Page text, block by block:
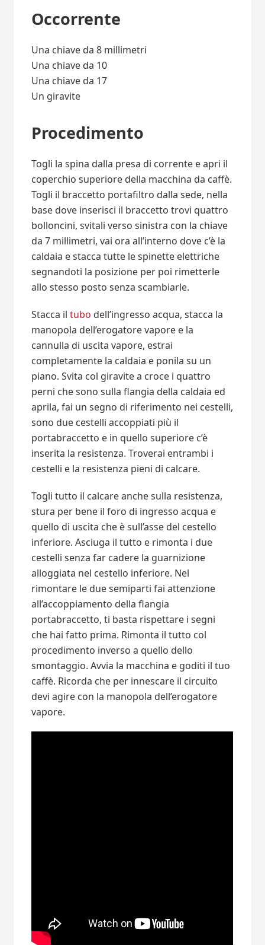
Occorrente
Una chiave da 8 millimetri
Una chiave da 10
Una chiave da 17
Un giravite
Procedimento
Togli la spina dalla presa di corrente e apri il
coperchio superiore della macchina da caffè.
Togli il braccetto portafiltro dalla sede, nella
base dove inserisci il braccetto trovi quattro
bolloncini, svitali verso sinistra con la chiave
da 7 millimetri, vai ora all’interno dove c’è la
caldaia e stacca tutte le spinette elettriche
segnandoti la posizione per poi rimetterle
allo stesso posto senza scambiarle.
Stacca iltubo dell’ingresso acqua, stacca la
manopola dell’erogatore vapore e la
cannulla di uscita vapore, estrai
completamente la caldaia e ponila su un
piano. Svita col giravite a croce i quattro
perni che sono sulla flangia della caldaia ed
aprila, fai un segno di riferimento nei cestelli,
sono due cestelli accoppiati più il
portabraccetto e in quello superiore c’è
inserita la resistenza. Troverai entrambi i
cestelli e la resistenza pieni di calcare.
Togli tutto il calcare anche sulla resistenza,
stura per bene il foro di ingresso acqua e
quello di uscita che è sull’asse del cestello
inferiore. Asciuga il tutto e rimonta i due
cestelli senza far cadere la guarnizione
alloggiata nel cestello inferiore. Nel
rimontare le due semiparti fai attenzione
all’accoppiamento della flangia
portabraccetto, ti basta rispettare i segni
che hai fatto prima. Rimonta il tutto col
procedimento inverso a quello dello
smontaggio. Avvia la macchina e goditi il tuo
caffè. Ricorda che per innescare il circuito
devi agire con la manopola dell’erogatore
vapore.